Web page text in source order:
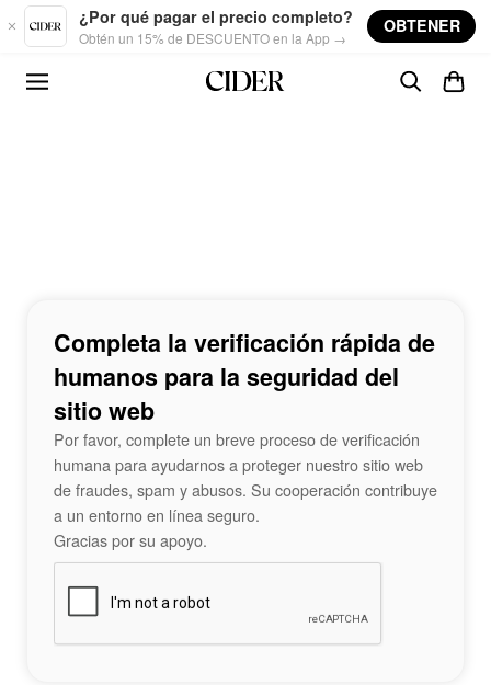
Skip to main content
¿Por qué pagar el precio completo?
Obtén un 15% de DESCUENTO en la App →
OBTENER
Completa la verificación rápida de
humanos para la seguridad del
sitio web
Por favor, complete un breve proceso de verificación
humana para ayudarnos a proteger nuestro sitio web
de fraudes, spam y abusos. Su cooperación contribuye
a un entorno en línea seguro.
Gracias por su apoyo.